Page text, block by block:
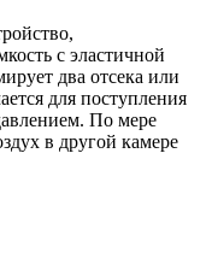
с эластичной
два отсека или
для поступления
По мере
в другой камере